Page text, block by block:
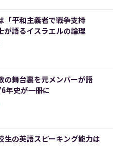
「平和主義者で戦争支持
語るイスラエルの論理
の舞台裏を元メンバーが語
年史が一冊に
生の英語スピーキング能力は